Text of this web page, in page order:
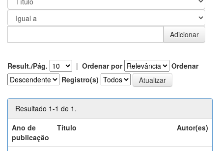
Result./Pág. | Ordenar por
Ordenar
Registro(s)
Resultado 1-1 de 1.
Ano de
publicação
Título Autor(es)